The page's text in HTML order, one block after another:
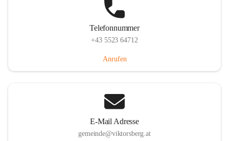
Telefonnummer
+43 5523 64712
Anrufen
E-Mail Adresse
gemeinde@viktorsberg.at